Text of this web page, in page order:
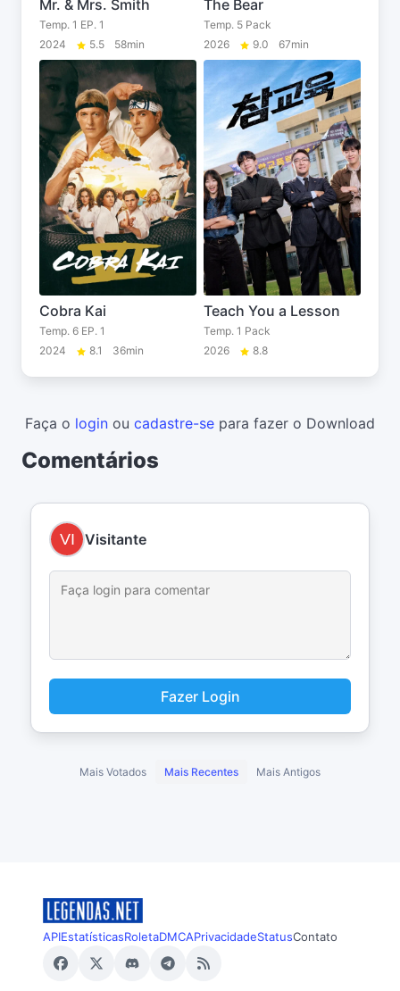
Mr. & Mrs. Smith
Temp. 1 EP. 1
2024
5.5 58min
The Bear
Temp. 5 Pack
2026
9.0 67min
Cobra Kai
Temp. 6 EP. 1
2024
8.1 36min
Teach You a Lesson
Temp. 1 Pack
2026
8.8
Faça o login ou cadastre-se para fazer o Download
Comentários
Visitante
Fazer Login
Mais Votados Mais Recentes Mais Antigos
APIEstatísticasRoletaDMCAPrivacidadeStatusContato